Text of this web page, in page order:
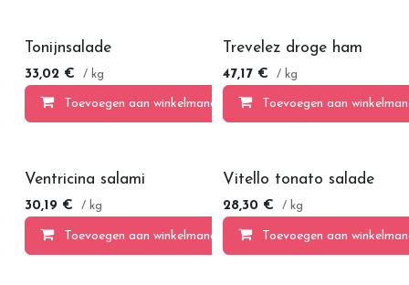
Tonijnsalade
33,02 € / kg
Toevoegen aan winkelmandje
Trevelez droge ham
47,17€ / kg
Toevoegen aan
Ventricina salami
30,19 € / kg
Toevoegen aan winkelmandje
Vitello tonato salade
28,30 € / kg
Toevoegen aan